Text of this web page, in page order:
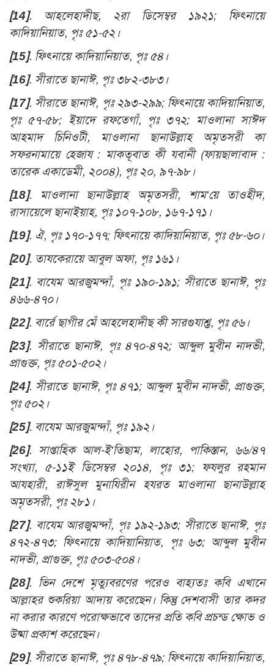
[14]. আহলেহাদীছ, ২রা ডিসেম্বর ১৯২১; ফিৎনায়ে
কাদিয়ানিয়াত, পৃঃ ৫১-৫২ ।
[15]. ফিৎনায়ে কাদিয়ানিয়াত, পৃঃ ৫৪ ।
[16]. সীরাতে ছানাঈ, পৃঃ ৩৮২-৩৮৩।
[17]. সীরাতে ছানাঈ, পৃঃ ২৯৩-২৯৯; ফিৎনায়ে কাদিয়ানিয়াত,
পৃঃ ৫৭-৫৮; ইয়াদে রফতেগাঁ, পৃঃ ৩৭২; মাওলানা সাঈদ
আহমাদ চিনিওটী, মাওলানা ছানাউল্লাহ অমৃতসরী কা
সফরনামায়ে হেজায : মাকতূবাত কী যবানী (ফায়ছালাবাদ :
তারেক একাডেমী, ২০০৪), পৃঃ ২০, ৯৭-৯৮।
[18]. মাওলানা ছানাউল্লাহ অমৃতসরী, শাম‘য়ে তাওহীদ,
রাসায়েলে ছানাইয়াহ, পৃঃ ১০৭-১০৮, ১৬৭-১৭১ ।
[19]. ঐ, পৃঃ ১৭০-১৭৭; ফিৎনায়ে কাদিয়ানিয়াত, পৃঃ ৫৮-৬০।
[20]. তাযকেরায়ে আবুল অফা, পৃঃ ১৬১ ।
[21]. বায্মে আরজুমন্দাঁ, পৃঃ ১৯০-১৯১; সীরাতে ছানাঈ, পৃঃ
৪৬৬-৪৭০।
[22]. বার্রে ছাগীর মেঁ আহলেহাদীছ কী সারগুযাশ্ত, পৃঃ ৫৬।
[23]. সীরাতে ছানাঈ, পৃঃ ৪৭০-৪৭২; আব্দুল মুবীন নাদভী,
প্রাগুক্ত, পৃঃ ৫০১-৫০২ ।
[24]. সীরাতে ছানাঈ, পৃঃ ৪৭১; আব্দুল মুবীন নাদভী, প্রাগুক্ত,
পৃঃ ৫০২ ।
[25]. বায্মে আরজুমন্দাঁ, পৃঃ ১৯২ ।
[26]. সাপ্তাহিক আল-ই‘তিছাম, লাহোর, পাকিস্তান, ৬৬/৪৭
সংখ্যা, ৫-১১ই ডিসেম্বর ২০১৪, পৃঃ ৩১; ফযলুর রহমান
আযহারী, রাঈসুল মুনাযিরীন হযরত মাওলানা ছানাউল্লাহ
অমৃতসরী, পৃঃ ২৮১ ।
[27]. বায্মে আরজুমন্দাঁ, পৃঃ ১৯২-১৯৩; সীরাতে ছানাঈ, পৃঃ
৪৭২-৪৭৩; ফিৎনায়ে কাদিয়ানিয়াত, পৃঃ ৬৩; আব্দুল মুবীন
নাদভী, প্রাগুক্ত, পৃঃ ৫০৩-৫০৪ ।
[28]. ভিন দেশে মৃত্যুবরণের পরেও বাহ্যতঃ কবি এখানে
আল্লাহর শুকরিয়া আদায় করেছেন। কিন্তু দেশবাসী তার কদর
না করার কারণে পরোক্ষভাবে তাদের প্রতি কবি প্রচন্ড ক্ষোভ ও
উষ্মা প্রকাশ করেছেন।
[29]. সীরাতে ছানাঈ, পৃঃ ৪৭৮-৪৭৯; ফিৎনায়ে কাদিয়ানিয়াত,